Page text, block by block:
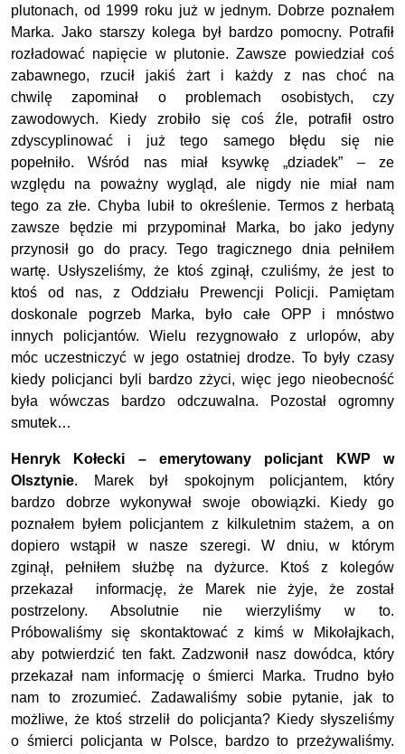
plutonach, od 1999 roku już w jednym. Dobrze poznałem
Marka. Jako starszy kolega był bardzo pomocny. Potrafił
rozładować napięcie w plutonie. Zawsze powiedział coś
zabawnego, rzucił jakiś żart i każdy z nas choć na
chwilę zapominał o problemach osobistych, czy
zawodowych. Kiedy zrobiło się coś źle, potrafił ostro
zdyscyplinować i już tego samego błędu się nie
popełniło. Wśród nas miał ksywkę „dziadek” – ze
względu na poważny wygląd, ale nigdy nie miał nam
tego za złe. Chyba lubił to określenie. Termos z herbatą
zawsze będzie mi przypominał Marka, bo jako jedyny
przynosił go do pracy. Tego tragicznego dnia pełniłem
wartę. Usłyszeliśmy, że ktoś zginął, czuliśmy, że jest to
ktoś od nas, z Oddziału Prewencji Policji. Pamiętam
doskonale pogrzeb Marka, było całe OPP i mnóstwo
innych policjantów. Wielu rezygnowało z urlopów, aby
móc uczestniczyć w jego ostatniej drodze. To były czasy
kiedy policjanci byli bardzo zżyci, więc jego nieobecność
była wówczas bardzo odczuwalna. Pozostał ogromny
smutek…
Henryk Kołecki – emerytowany policjant KWP w
Olsztynie. Marek był spokojnym policjantem, który
bardzo dobrze wykonywał swoje obowiązki. Kiedy go
poznałem byłem policjantem z kilkuletnim stażem, a on
dopiero wstąpił w nasze szeregi. W dniu, w którym
zginął, pełniłem służbę na dyżurce. Ktoś z kolegów
przekazał informację, że Marek nie żyje, że został
postrzelony. Absolutnie nie wierzyliśmy w to.
Próbowaliśmy się skontaktować z kimś w Mikołajkach,
aby potwierdzić ten fakt. Zadzwonił nasz dowódca, który
przekazał nam informację o śmierci Marka. Trudno było
nam to zrozumieć. Zadawaliśmy sobie pytanie, jak to
możliwe, że ktoś strzelił do policjanta? Kiedy słyszeliśmy
o śmierci policjanta w Polsce, bardzo to przeżywaliśmy.